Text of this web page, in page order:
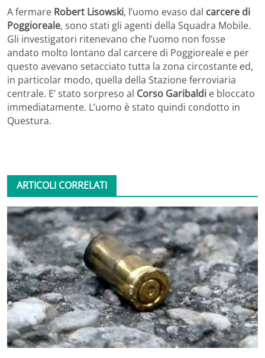
A fermare Robert Lisowski, l’uomo evaso dal carcere di
Poggioreale, sono stati gli agenti della Squadra Mobile.
Gli investigatori ritenevano che l’uomo non fosse
andato molto lontano dal carcere di Poggioreale e per
questo avevano setacciato tutta la zona circostante ed,
in particolar modo, quella della Stazione ferroviaria
centrale. E’ stato sorpreso al Corso Garibaldi e bloccato
immediatamente. L’uomo è stato quindi condotto in
Questura.
ARTICOLI CORRELATI